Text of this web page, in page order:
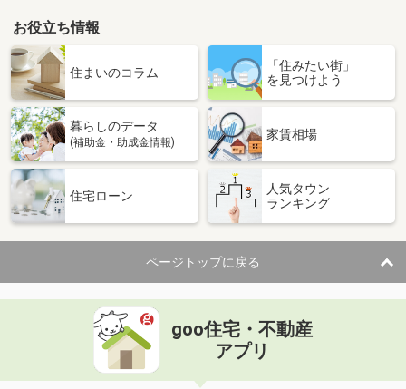
お役立ち情報
住まいのコラム
「住みたい街」
を見つけよう
暮らしのデータ
(補助金・助成金情報)
家賃相場
住宅ローン
人気タウン
ランキング
ページトップに戻る
goo住宅・不動産
アプリ